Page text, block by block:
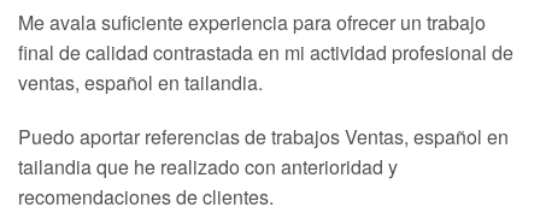
Me avala suficiente experiencia para ofrecer un trabajo
final de calidad contrastada en mi actividad profesional de
ventas, español en tailandia.
Puedo aportar referencias de trabajos Ventas, español en
tailandia que he realizado con anterioridad y
recomendaciones de clientes.